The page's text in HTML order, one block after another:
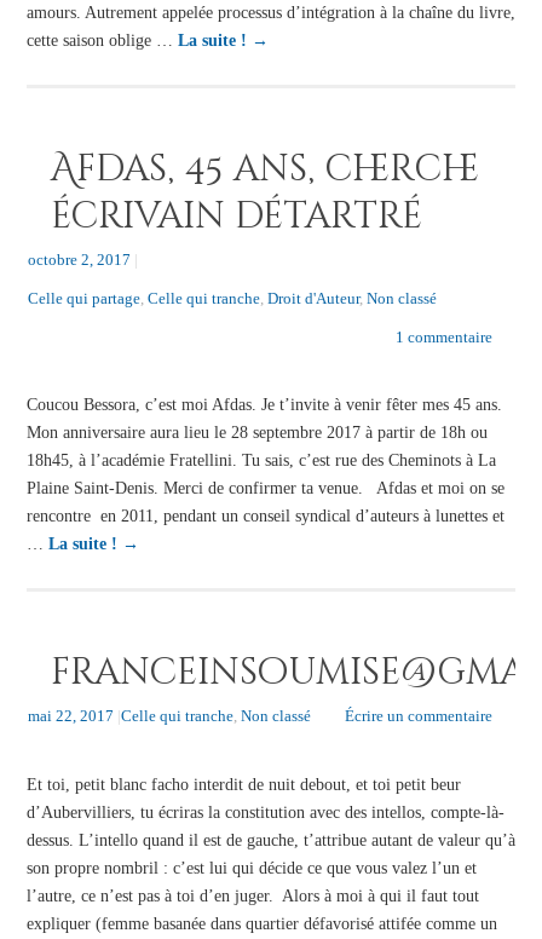
amours. Autrement appelée processus d’intégration à la chaîne du livre,
cette saison oblige … La suite ! →
Afdas, 45 ans, cherche
écrivain détartré
octobre 2, 2017 |
Celle qui partage, Celle qui tranche, Droit d'Auteur, Non classé
1 commentaire
Coucou Bessora, c’est moi Afdas. Je t’invite à venir fêter mes 45 ans.
Mon anniversaire aura lieu le 28 septembre 2017 à partir de 18h ou
18h45, à l’académie Fratellini. Tu sais, c’est rue des Cheminots à La
Plaine Saint-Denis. Merci de confirmer ta venue. Afdas et moi on se
rencontre en 2011, pendant un conseil syndical d’auteurs à lunettes et
… La suite ! →
mai 22, 2017 |Celle qui tranche, Non classé Écrire un commentaire
Et toi, petit blanc facho interdit de nuit debout, et toi petit beur
d’Aubervilliers, tu écriras la constitution avec des intellos, compte-là-
dessus. L’intello quand il est de gauche, t’attribue autant de valeur qu’à
son propre nombril : c’est lui qui décide ce que vous valez l’un et
l’autre, ce n’est pas à toi d’en juger. Alors à moi à qui il faut tout
expliquer (femme basanée dans quartier défavorisé attifée comme un